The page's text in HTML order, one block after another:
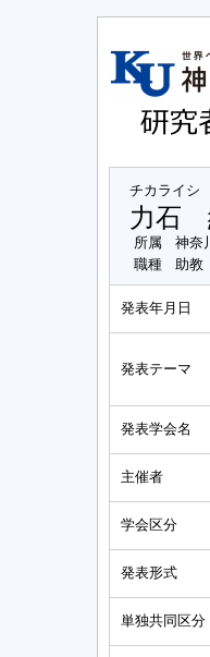
チカライシ
力石
所属
神奈
職種
助教
発表年月日
発表テーマ
発表学会名
主催者
学会区分
発表形式
単独共同区分